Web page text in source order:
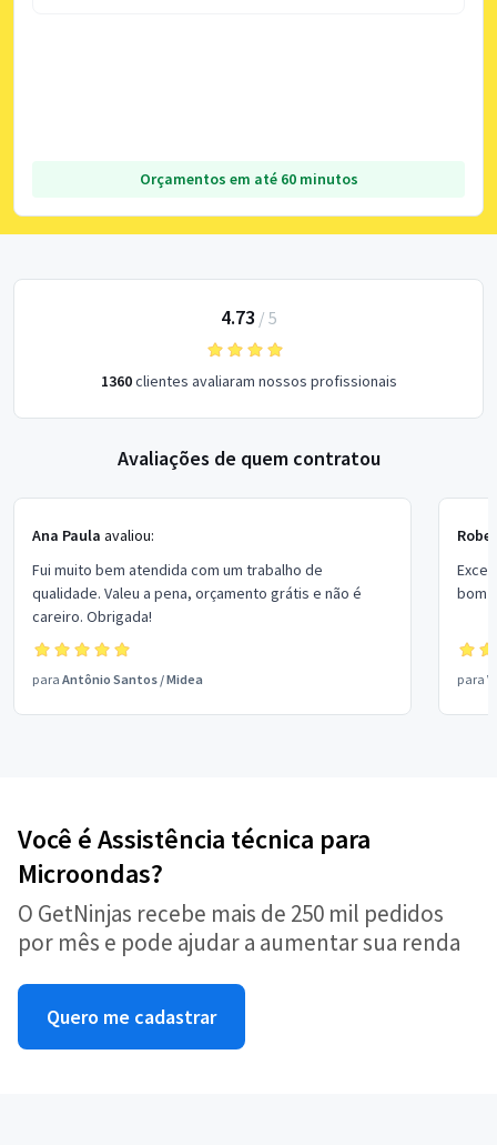
Orçamentos em até 60 minutos
4.73 / 5
1360clientes avaliaram nossos profissionais
Avaliações de quem contratou
Ana Paula avaliou:
Fui muito bem atendida com um trabalho de
qualidade. Valeu a pena, orçamento grátis e não é
careiro. Obrigada!
para Antônio Santos /Midea
bom
para
Você é Assistência técnica para
Microondas?
O GetNinjas recebe mais de 250 mil pedidos
por mês e pode ajudar a aumentar sua renda
Quero me cadastrar